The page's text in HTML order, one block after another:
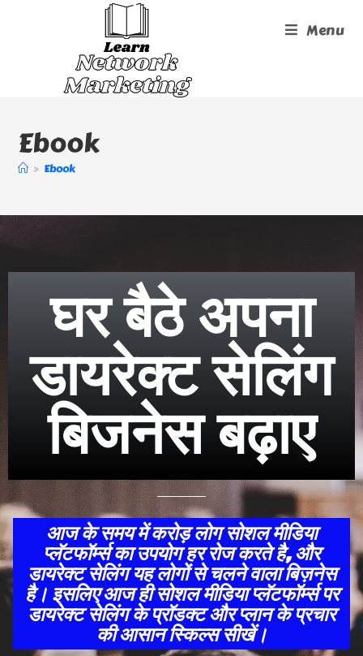
Menu
Ebook
> Ebook
घर बैठे अपना
डायरेक्ट सेलिंग
बिजनेस बढ़ाए
आज के समय में करोड़ लोग सोशल मीडिया
प्लॅटफॉर्म्स का उपयोग हर रोज करते है, और
डायरेक्ट सेलिंग यह लोगों से चलने वाला बिज़नेस
है। इसलिए आज ही सोशल मीडिया प्लॅटफॉर्म्स पर
डायरेक्ट सेलिंग के प्रॉडक्ट और प्लान के प्रचार
की आसान स्किल्स सीखें।